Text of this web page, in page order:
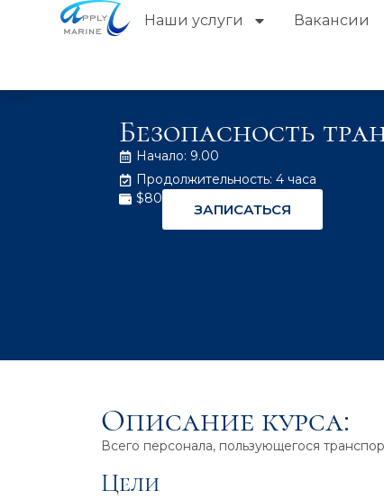
Наши услуги Вакансии
Безопасность
Начало: 9.00
Продолжительность: 4 часа
$80
ЗАПИСАТЬСЯ
Описание курса:
Всего персонала, пользующегося
Цели